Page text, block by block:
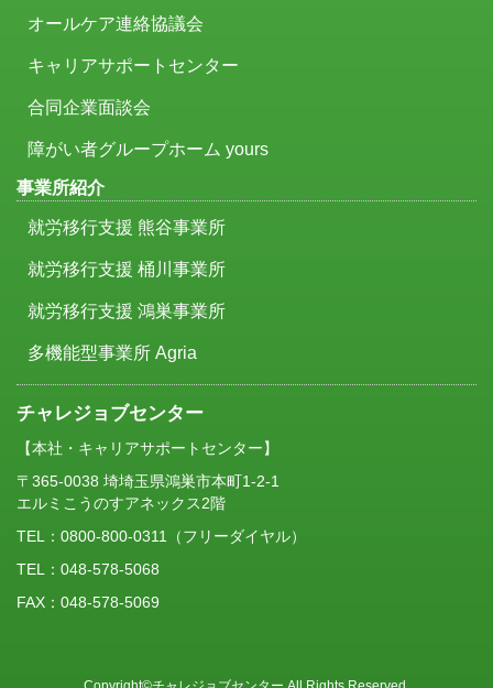
オールケア連絡協議会
キャリアサポートセンター
合同企業面談会
障がい者グループホーム yours
事業所紹介
就労移行支援 熊谷事業所
就労移行支援 桶川事業所
就労移行支援 鴻巣事業所
多機能型事業所 Agria
チャレジョブセンター
【本社・キャリアサポートセンター】
〒365-0038 埼埼玉県鴻巣市本町1-2-1
エルミこうのすアネックス2階
TEL： 0800-800-0311 （フリーダイヤル）
TEL：048-578-5068
FAX：048-578-5069